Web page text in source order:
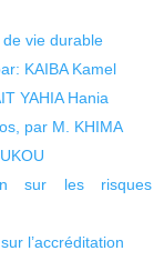
vie durable
KAIBA Kamel
YAHIA Hania
par M. KHIMA
sur les risques
l’accréditation